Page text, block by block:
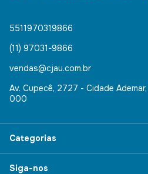
5511970319866
(11) 97031-9866
vendas@cjau.com.br
Av. Cupecê, 2727 - Cidade
000
Categorias
Siga-nos